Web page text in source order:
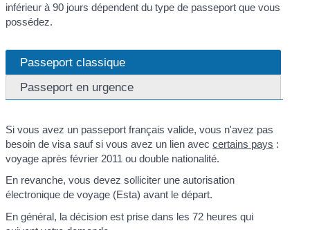
inférieur à 90 jours dépendent du type de passeport que vous
possédez.
Passeport classique
Passeport en urgence
Si vous avez un passeport français valide, vous n'avez pas
besoin de visa sauf si vous avez un lien aveccertains pays :
voyage après février 2011 ou double nationalité.
En revanche, vous devez solliciter une autorisation
électronique de voyage (Esta) avant le départ.
En général, la décision est prise dans les 72 heures qui